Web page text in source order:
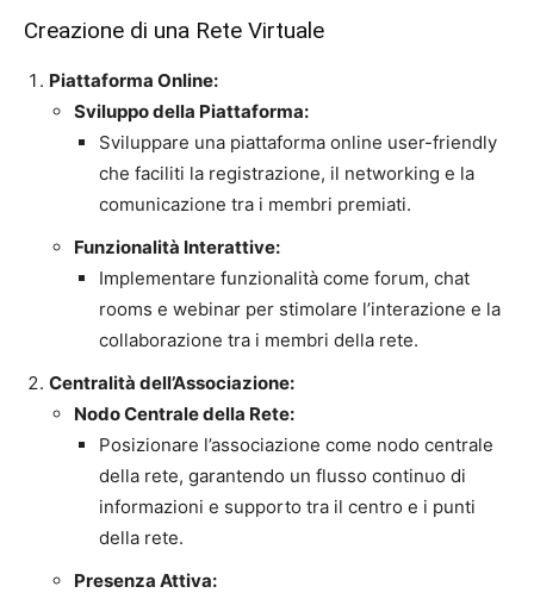
Creazione di una Rete Virtuale
Piattaforma Online:
Sviluppo della Piattaforma:
Sviluppare una piattaforma online user-friendly
che faciliti la registrazione, il networking e la
comunicazione tra i membri premiati.
Funzionalità Interattive:
Implementare funzionalità come forum, chat
rooms e webinar per stimolare l’interazione e la
collaborazione tra i membri della rete.
Centralità dell’Associazione:
Nodo Centrale della Rete:
Posizionare l’associazione come nodo centrale
della rete, garantendo un flusso continuo di
informazioni e supporto tra il centro e i punti
della rete.
Presenza Attiva: